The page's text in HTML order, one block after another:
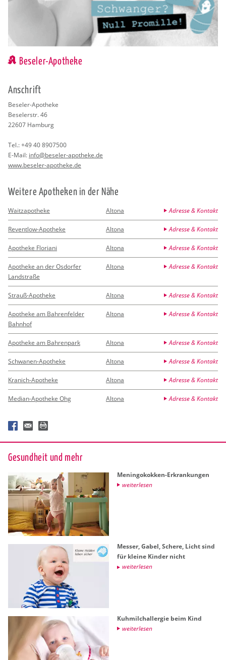
Beseler-Apotheke
An­schrift
Be­seler-Apo­the­ke
Be­seler­str. 46
22607 Ham­burg
Tel.:+49 40 8907500
E-Mail: info@​beseler-​apotheke.​de
www.​beseler-​apotheke.​de
Wei­te­re Apo­the­ken in der Nähe
Waitzapotheke Altona Adresse & Kontakt
Reventlow-Apotheke Altona Adresse & Kontakt
Apotheke Floriani Altona Adresse & Kontakt
Apotheke an der Osdorfer
Landstraße
Altona Adresse & Kontakt
Strauß-Apotheke Altona Adresse & Kontakt
Apotheke am Bahrenfelder
Bahnhof
Altona Adresse & Kontakt
Apotheke am Bahrenpark Altona Adresse & Kontakt
Schwanen-Apotheke Altona Adresse & Kontakt
Kranich-Apotheke Altona Adresse & Kontakt
Median-Apotheke Ohg Altona Adresse & Kontakt
Ge­sund­heit und mehr
Me­nin­go­kok­ken-Er­kran­kun­gen
wei­ter­le­sen
Mes­ser, Gabel, Sche­re, Licht sind
für klei­ne Kin­der nicht
wei­ter­le­sen
Kuh­milch­all­er­gie beim Kind
wei­ter­le­sen